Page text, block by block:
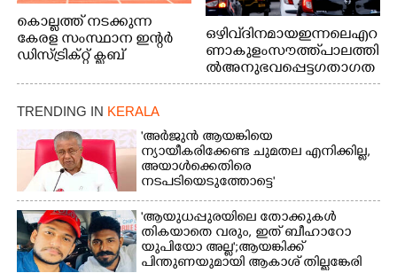
കൊല്ലത്ത് നടക്കുന്ന
കേരള സംസ്ഥാന ഇന്റർ
ഡിസ്ട്രിക്റ്റ് ക്ലബ്
ചാമ്പ്യൻഷിപ്പിൽ അണ്ടർ
20 ആൺകുട്ടികളുടെ 200
മത്സരത്തിനിടെ സിന്തറ്റിക്
ട്രാക്കിന് കുറുകെ ഓടുന്ന
നായകൾ.
ഒഴിവ് ദിനമായ ഇന്നലെ എറ
ണാകുളം സൗത്ത് പാലത്തി
ൽ അനുഭവപ്പെട്ട ഗതാഗത
ക്കുരുക്ക്
TRENDING IN KERALA
'അർജുൻ ആയങ്കിയെ
ന്യായീകരിക്കേണ്ട ചുമതല എനിക്കില്ല,
അയാൾക്കെതിരെ
നടപടിയെടുത്തോട്ടെ'
'ആയുധപ്പുരയിലെ തോക്കുകൾ
തികയാതെ വരും, ഇത് ബീഹാറോ
യുപിയോ അല്ല';ആയങ്കിക്ക്
പിന്തുണയുമായി ആകാശ് തില്ലങ്കേരി